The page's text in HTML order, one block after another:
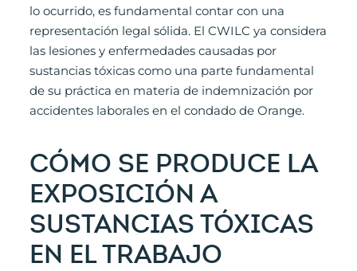
lo ocurrido, es fundamental contar con una
representación legal sólida. El CWILC ya considera
las lesiones y enfermedades causadas por
sustancias tóxicas como una parte fundamental
de su práctica en materia de indemnización por
accidentes laborales en el condado de Orange.
CÓMO SE PRODUCE LA
EXPOSICIÓN A
SUSTANCIAS TÓXICAS
EN EL TRABAJO